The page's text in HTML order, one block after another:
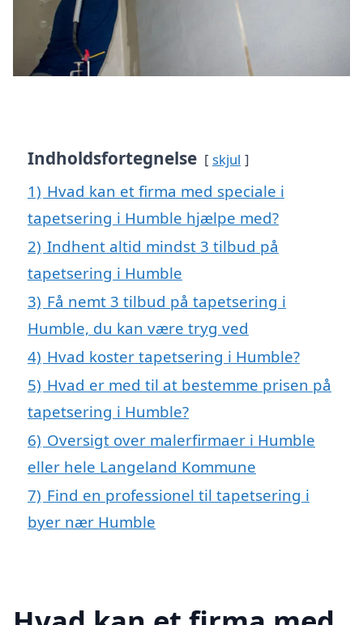
Indholdsfortegnelse skjul
1) Hvad kan et firma med speciale i
tapetsering i Humble hjælpe med?
2) Indhent altid mindst 3 tilbud på
tapetsering i Humble
3) Få nemt 3 tilbud på tapetsering i
Humble, du kan være tryg ved
4) Hvad koster tapetsering i Humble?
5) Hvad er med til at bestemme prisen på
tapetsering i Humble?
6) Oversigt over malerfirmaer i Humble
eller hele Langeland Kommune
7) Find en professionel til tapetsering i
byer nær Humble